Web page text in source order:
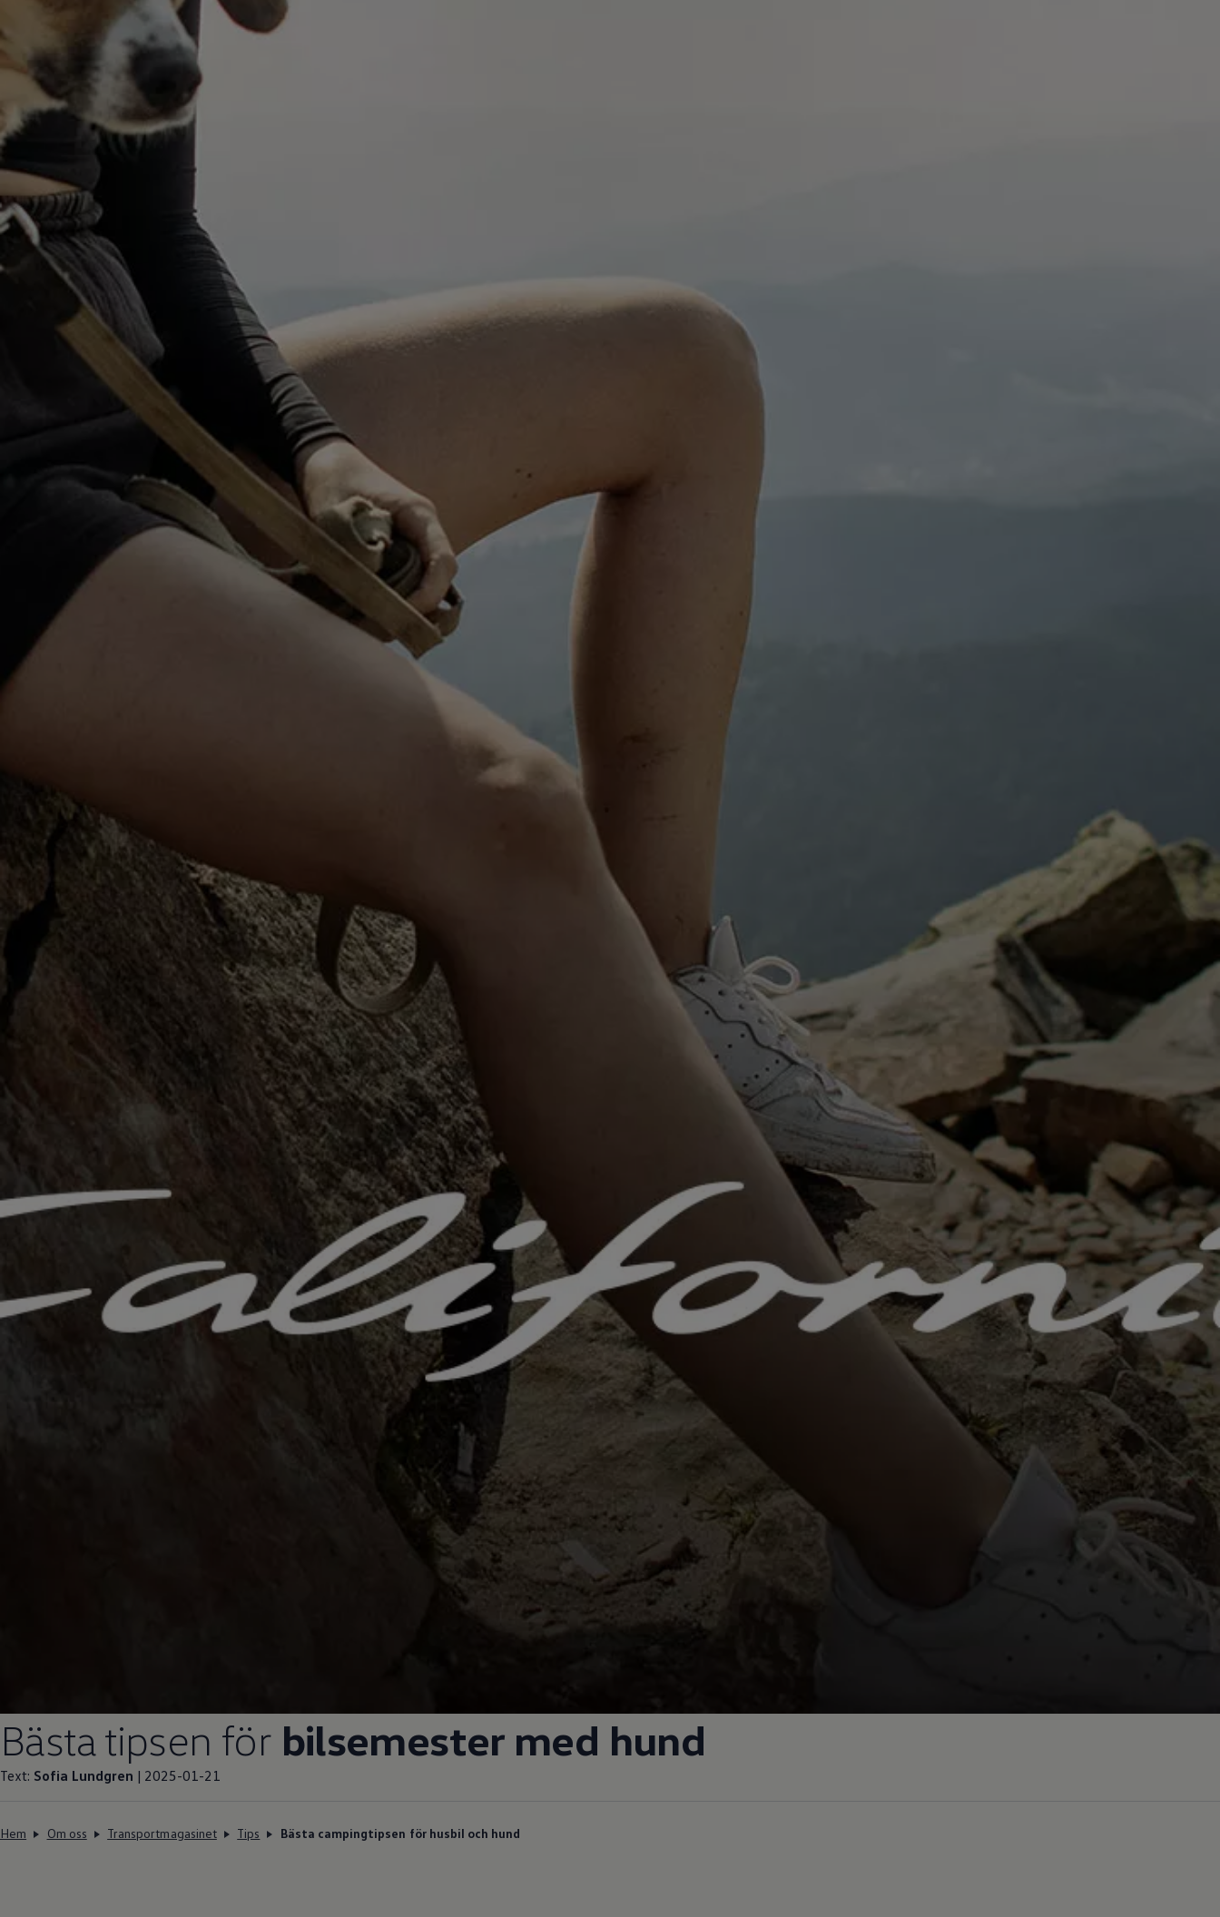
Laddlösningar för företag
Laddlösningar för privatpersoner
Laddtidskalkylatorn
Tips för längre räckvidd
Service för elbilar
Räckviddskalkylator
Laddtidskalkylatorn
Hållbarhet
Transportmagasinet
Elbilar & laddning
Tips
Företag & förare
Retro
Reportage
Bilmodeller
Team Transportbilar
Vanlife
Nostalgi
Folkabussens historia
Fem generationer Caddy
4MOTION fyrhjulsdrift
Säkerhet och förarassistans
Självkörande bilar
Lediga jobb hos våra Auktoriserade Servicepartners
Återkallelse av Takata-krockkuddar
Hjälp och support
Dieselfrågan
Finansiering & Serviceavtal
Försäkring
Kontakta en återförsäljare
MobilitetsGaranti och MaxiMil
Visselblåsning
Övriga ärenden
Bästa tipsen för bilsemester med hund
Text: Sofia Lundgren | 2025-01-21
Hem Om oss Transportmagasinet Tips Bästa campingtipsen för husbil och hund